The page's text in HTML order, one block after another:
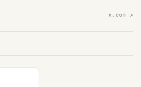
x.com ↗